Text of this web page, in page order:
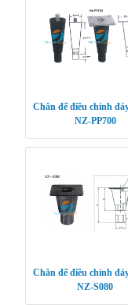
Chân đế điều chỉnh
NZ-PP700
Chân đế điều chỉnh
NZ-S080